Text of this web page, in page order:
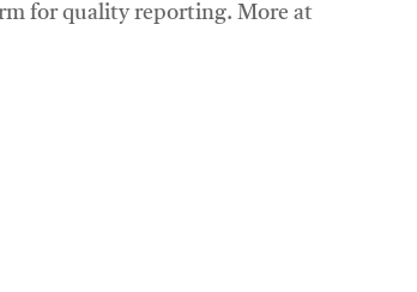
for quality reporting. More at